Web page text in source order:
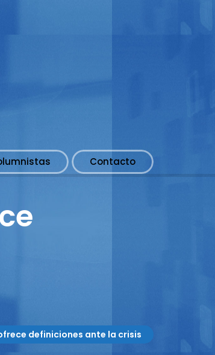
Contacto
definiciones ante la crisis